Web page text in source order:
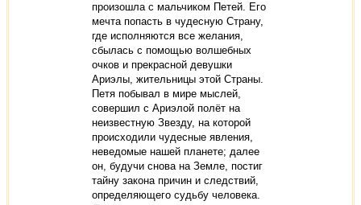
произошла с мальчиком Петей. Его
мечта попасть в чудесную Страну,
где исполняются все желания,
сбылась с помощью волшебных
очков и прекрасной девушки
Ариэлы, жительницы этой Страны.
Петя побывал в мире мыслей,
совершил с Ариэлой полёт на
неизвестную Звезду, на которой
происходили чудесные явления,
неведомые нашей планете; далее
он, будучи снова на Земле, постиг
тайну закона причин и следствий,
определяющего судьбу человека.